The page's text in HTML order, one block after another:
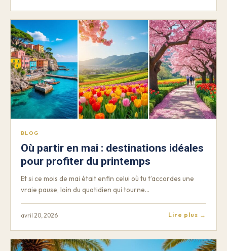
BLOG
Où partir en mai : destinations idéales
pour profiter du printemps
Et si ce mois de mai était enfin celui où tu t’accordes une
vraie pause, loin du quotidien qui tourne…
avril 20, 2026 Lire plus →